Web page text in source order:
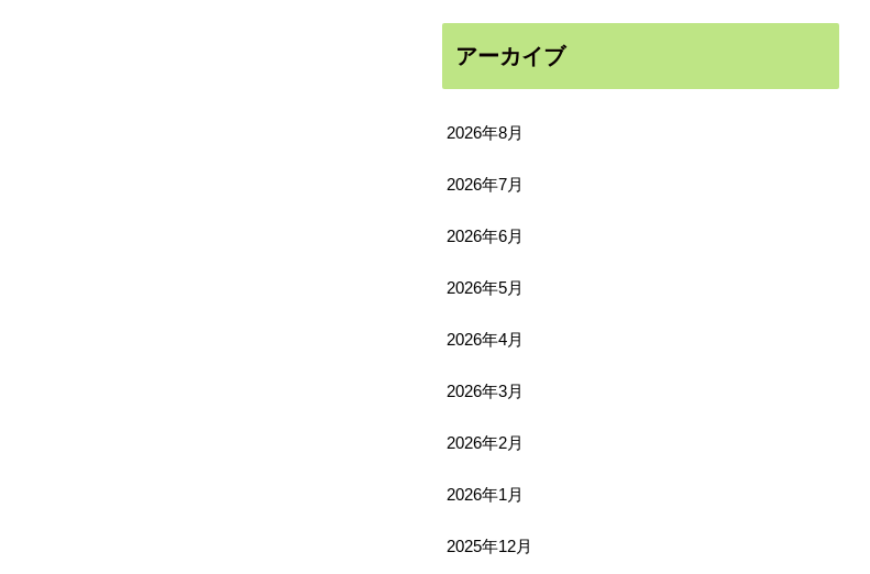
アーカイブ
2026年8月
2026年7月
2026年6月
2026年5月
2026年4月
2026年3月
2026年2月
2026年1月
2025年12月